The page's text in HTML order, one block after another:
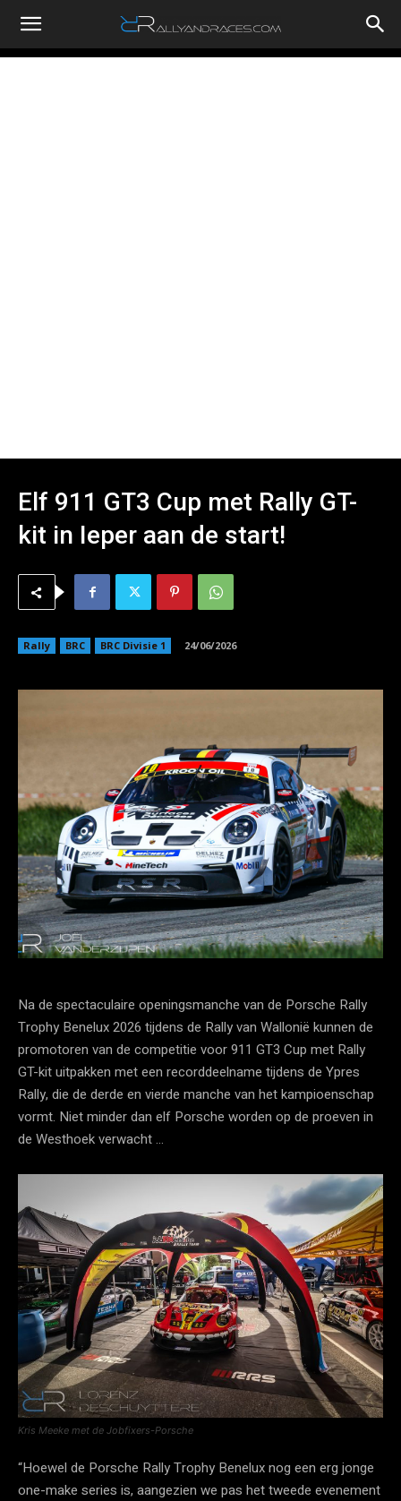
RallyandRaces.com
Elf 911 GT3 Cup met Rally GT-
kit in Ieper aan de start!
Rally BRC BRC Divisie 1 24/06/2026
Na de spectaculaire openingsmanche van de Porsche Rally
Trophy Benelux 2026 tijdens de Rally van Wallonië kunnen de
promotoren van de competitie voor 911 GT3 Cup met Rally
GT-kit uitpakken met een recorddeelname tijdens de Ypres
Rally, die de derde en vierde manche van het kampioenschap
vormt. Niet minder dan elf Porsche worden op de proeven in
de Westhoek verwacht …
Kris Meeke met de Jobfixers-Porsche
“Hoewel de Porsche Rally Trophy Benelux nog een erg jonge
one-make series is, aangezien we pas het tweede evenement